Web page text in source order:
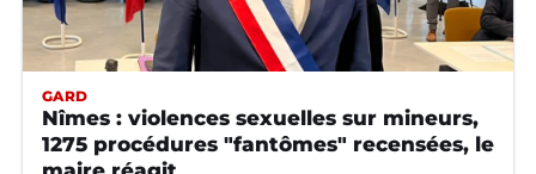
GARD
Nîmes : violences sexuelles sur mineurs,
1275 procédures "fantômes" recensées, le